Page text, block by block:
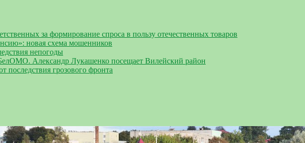
за формирование спроса в пользу отечественных товаров
новая схема мошенников
непогоды
Александр Лукашенко посещает Вилейский район
грозового фронта